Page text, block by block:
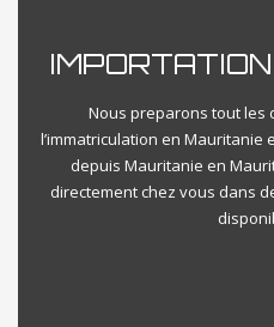
Nous preparons tout les
l’immatriculation en Mauritanie
depuis Mauritanie en
directement chez vous dans